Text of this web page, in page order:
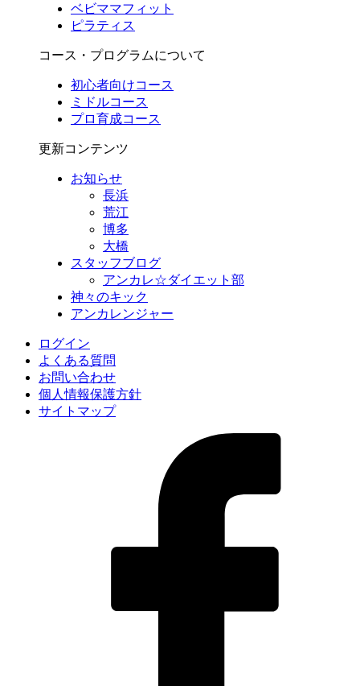
ベビママフィット
ピラティス
コース・プログラムについて
初心者向けコース
ミドルコース
プロ育成コース
更新コンテンツ
お知らせ
長浜
荒江
博多
大橋
スタッフブログ
アンカレ☆ダイエット部
神々のキック
アンカレンジャー
ログイン
よくある質問
お問い合わせ
個人情報保護方針
サイトマップ